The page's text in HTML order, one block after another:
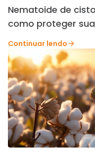
Nematoide de
como proteger
preservar a
Continuar lendo